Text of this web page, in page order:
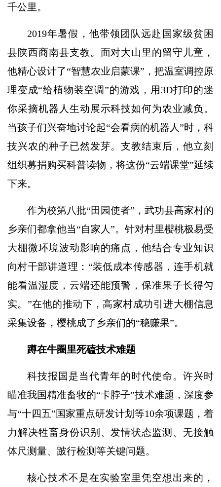
千公里。
2019年暑假，他带领团队远赴国家级贫困
县陕西商南县支教。面对大山里的留守儿童，
他精心设计了“智慧农业启蒙课”，把温室调控原
理变成“给植物装空调”的游戏，用3D打印的迷
你采摘机器人生动展示科技如何为农业减负。
当孩子们兴奋地讨论起“会看病的机器人”时，科
技兴农的种子已然发芽。支教结束后，他立刻
组织募捐购买科普读物，将这份“云端课堂”延续
下来。
作为校第八批“田园使者”，武功县高家村的
乡亲们都拿他当“自家人”。针对村里樱桃极易受
大棚微环境波动影响的痛点，他结合专业知识
向村干部讲道理：“装低成本传感器，连手机就
能看温湿度，云端还能预警，保准果子长得匀
实。”在他的推动下，高家村成功引进大棚信息
采集设备，樱桃成了乡亲们的“稳赚果”。
蹲在牛圈里死磕技术难题
科技报国是当代青年的时代使命。许兴时
瞄准我国精准畜牧的“卡脖子”技术难题，深度参
与“十四五”国家重点研发计划等10余项课题，着
力解决牲畜身份识别、发情状态监测、无接触
体尺测量、跛行检测等关键问题。
核心技术不是在实验室里凭空想出来的，